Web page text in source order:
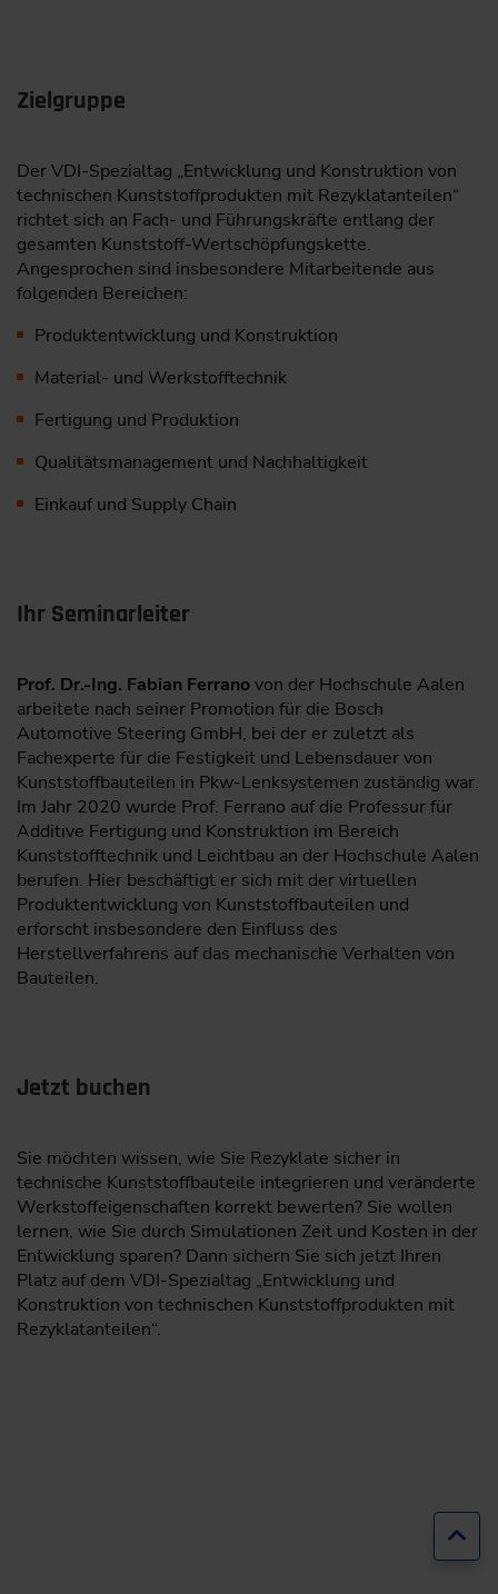
Zielgruppe
Der VDI-Spezialtag „Entwicklung und Konstruktion von
technischen Kunststoffprodukten mit Rezyklatanteilen“
richtet sich an Fach- und Führungskräfte entlang der
gesamten Kunststoff-Wertschöpfungskette.
Angesprochen sind insbesondere Mitarbeitende aus
folgenden Bereichen:
Produktentwicklung und Konstruktion
Material- und Werkstofftechnik
Fertigung und Produktion
Qualitätsmanagement und Nachhaltigkeit
Einkauf und Supply Chain
Ihr Seminarleiter
Prof. Dr.-Ing. Fabian Ferranovon der Hochschule Aalen
arbeitete nach seiner Promotion für die Bosch
Automotive Steering GmbH, bei der er zuletzt als
Fachexperte für die Festigkeit und Lebensdauer von
Kunststoffbauteilen in Pkw-Lenksystemen zuständig war.
Im Jahr 2020 wurde Prof. Ferrano auf die Professur für
Additive Fertigung und Konstruktion im Bereich
Kunststofftechnik und Leichtbau an der Hochschule Aalen
berufen. Hier beschäftigt er sich mit der virtuellen
Produktentwicklung von Kunststoffbauteilen und
erforscht insbesondere den Einfluss des
Herstellverfahrens auf das mechanische Verhalten von
Bauteilen.
Jetzt buchen
Sie möchten wissen, wie Sie Rezyklate sicher in
technische Kunststoffbauteile integrieren und veränderte
Werkstoffeigenschaften korrekt bewerten? Sie wollen
lernen, wie Sie durch Simulationen Zeit und Kosten in der
Entwicklung sparen? Dann sichern Sie sich jetzt Ihren
Platz auf dem VDI-Spezialtag „Entwicklung und
Konstruktion von technischen Kunststoffprodukten mit
Rezyklatanteilen“.